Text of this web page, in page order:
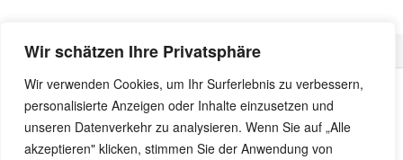
Wir schätzen Ihre Privatsphäre
Wir verwenden Cookies, um Ihr Surferlebnis zu verbessern,
personalisierte Anzeigen oder Inhalte einzusetzen und
unseren Datenverkehr zu analysieren. Wenn Sie auf „Alle
akzeptieren" klicken, stimmen Sie der Anwendung von
Unsere Förderer